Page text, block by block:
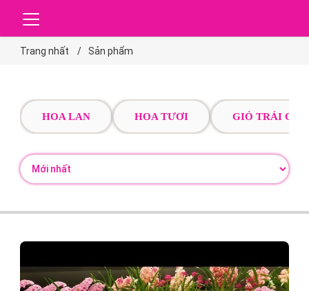
Trang nhất Sản phẩm
HOA LAN HOA TƯƠI GIỎ TRÁI CÂY